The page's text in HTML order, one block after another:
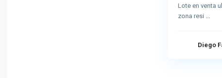
Lote en venta
zona resi
Diego